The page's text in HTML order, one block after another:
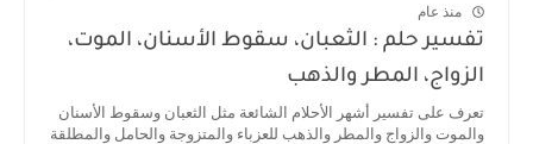
منذ عام
تفسير حلم : الثعبان، سقوط الأسنان، الموت،
الزواج، المطر والذهب
تعرف على تفسير أشهر الأحلام الشائعة مثل الثعبان وسقوط الأسنان
والموت والزواج والمطر والذهب للعزباء والمتزوجة والحامل والمطلقة